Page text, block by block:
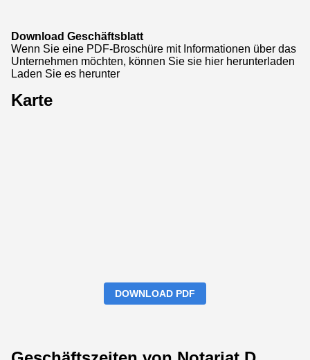
Download Geschäftsblatt
Wenn Sie eine PDF-Broschüre mit Informationen über das
Unternehmen möchten, können Sie sie hier herunterladen
Laden Sie es herunter
Karte
DOWNLOAD PDF